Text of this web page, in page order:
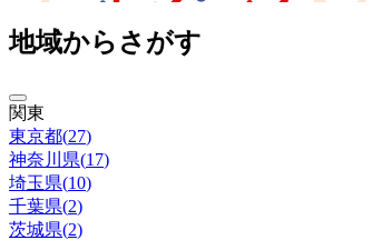
地域からさがす
関東
東京都(27)
神奈川県(17)
埼玉県(10)
千葉県(2)
茨城県(2)